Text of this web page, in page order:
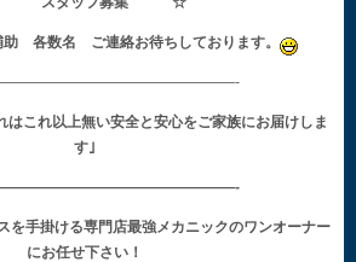
助 各数名 ご連絡お待ちしております。
はこれ以上無い安全と安心をご家族にお届けしま
す｣
を手掛ける専門店最強メカニックのワンオーナー
にお任せ下さい！